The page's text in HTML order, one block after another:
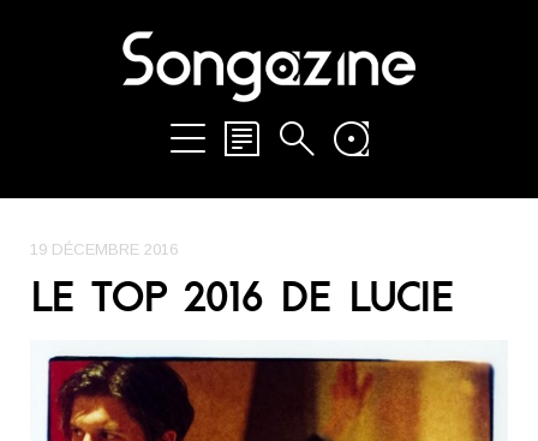
19 DÉCEMBRE 2016
LE TOP 2016 DE LUCIE